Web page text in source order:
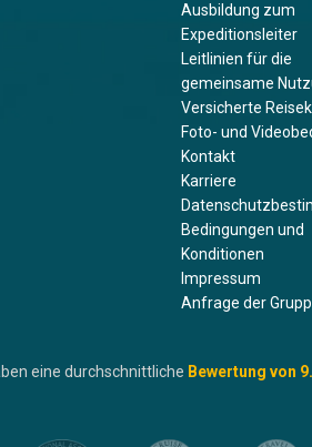
Ausbildung zum
Expeditionsleiter
Leitlinien für die
gemeinsame
Versicherte
Foto- und
Kontakt
Karriere
Bedingungen und
Konditionen
Impressum
Anfrage der
eine durchschnittliche Bewertung von